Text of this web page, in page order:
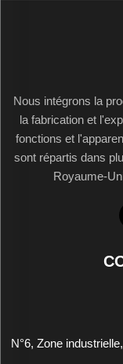
Nous intégrons la
la fabrication et
fonctions et
sont répartis dans
Royaume-
N°6, Zone